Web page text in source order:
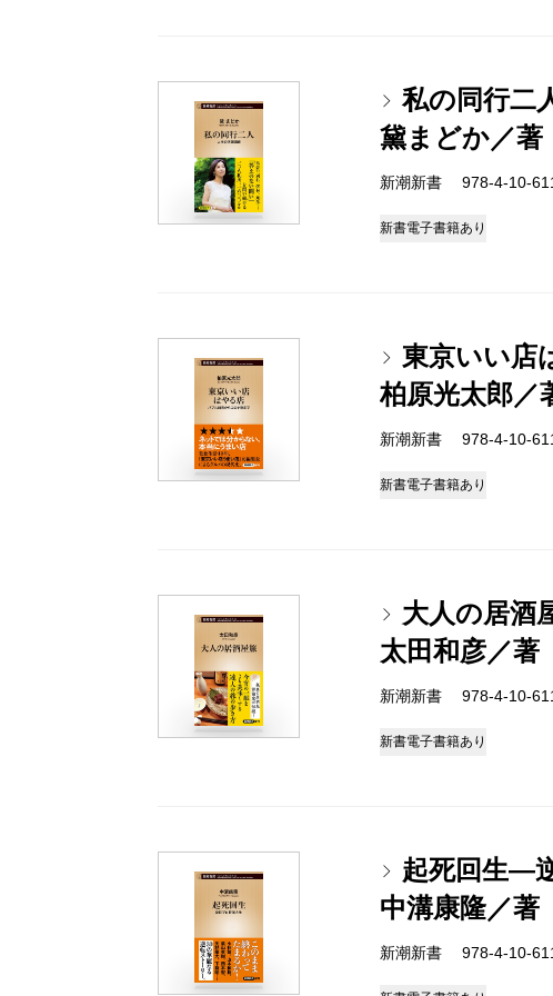
私の同行二
黛まどか／著
新潮新書 978-4-10-
新書電子書籍あり
東京いい
柏原光太郎／
新潮新書 978-4-10-
新書電子書籍あり
大人の居酒
太田和彦／著
新潮新書 978-4-10-
新書電子書籍あり
起死回生―
中溝康隆／著
新潮新書 978-4-10-